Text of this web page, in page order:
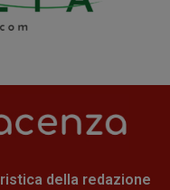
della redazione